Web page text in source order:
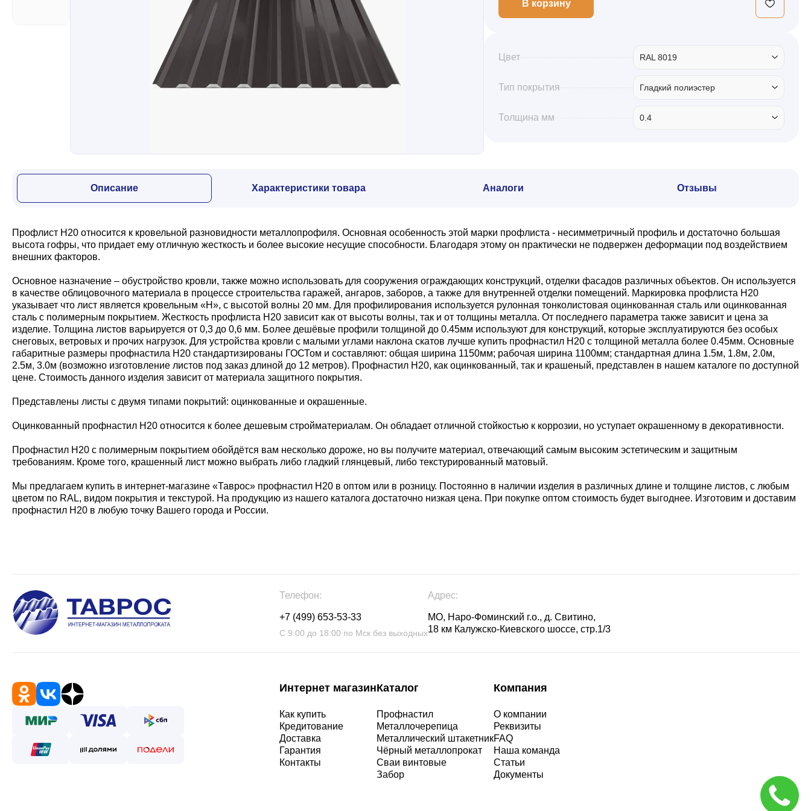
Профили для гипсокартона
Дача и сад
Другие товары
В корзину
Цвет RAL 8019
Тип покрытия Гладкий полиэстер
Толщина мм 0.4
Описание Характеристики товара Аналоги Отзывы
Профлист Н20 относится к кровельной разновидности металлопрофиля. Основная особенность этой марки профлиста - несимметричный профиль и достаточно большая
высота гофры, что придает ему отличную жесткость и более высокие несущие способности. Благодаря этому он практически не подвержен деформации под воздействием
внешних факторов.
Основное назначение – обустройство кровли, также можно использовать для сооружения ограждающих конструкций, отделки фасадов различных объектов. Он используется
в качестве облицовочного материала в процессе строительства гаражей, ангаров, заборов, а также для внутренней отделки помещений. Маркировка профлиста Н20
указывает что лист является кровельным «Н», с высотой волны 20 мм. Для профилирования используется рулонная тонколистовая оцинкованная сталь или оцинкованная
сталь с полимерным покрытием. Жесткость профлиста Н20 зависит как от высоты волны, так и от толщины металла. От последнего параметра также зависит и цена за
изделие. Толщина листов варьируется от 0,3 до 0,6 мм. Более дешёвые профили толщиной до 0.45мм используют для конструкций, которые эксплуатируются без особых
снеговых, ветровых и прочих нагрузок. Для устройства кровли с малыми углами наклона скатов лучше купить профнастил Н20 с толщиной металла более 0.45мм. Основные
габаритные размеры профнастила Н20 стандартизированы ГОСТом и составляют: общая ширина 1150мм; рабочая ширина 1100мм; стандартная длина 1.5м, 1.8м, 2.0м,
2.5м, 3.0м (возможно изготовление листов под заказ длиной до 12 метров). Профнастил Н20, как оцинкованный, так и крашеный, представлен в нашем каталоге по доступной
цене. Стоимость данного изделия зависит от материала защитного покрытия.
Представлены листы с двумя типами покрытий: оцинкованные и окрашенные.
Оцинкованный профнастил Н20 относится к более дешевым стройматериалам. Он обладает отличной стойкостью к коррозии, но уступает окрашенному в декоративности.
Профнастил Н20 с полимерным покрытием обойдётся вам несколько дороже, но вы получите материал, отвечающий самым высоким эстетическим и защитным
требованиям. Кроме того, крашенный лист можно выбрать либо гладкий глянцевый, либо текстурированный матовый.
Мы предлагаем купить в интернет-магазине «Таврос» профнастил Н20 в оптом или в розницу. Постоянно в наличии изделия в различных длине и толщине листов, с любым
цветом по RAL, видом покрытия и текстурой. На продукцию из нашего каталога достаточно низкая цена. При покупке оптом стоимость будет выгоднее. Изготовим и доставим
профнастил Н20 в любую точку Вашего города и России.
Телефон:
+7 (499) 653-53-33
С 9:00 до 18:00 по Мск без выходных
Адрес:
МО, Наро-Фоминский г.о., д. Свитино,
18 км Калужско-Киевского шоссе, стр.1/3
Интернет магазин
Как купить
Кредитование
Доставка
Гарантия
Контакты
Каталог
Профнастил
Металлочерепица
Металлический штакетник
Чёрный металлопрокат
Сваи винтовые
Забор
Компания
О компании
Реквизиты
FAQ
Наша команда
Статьи
Документы